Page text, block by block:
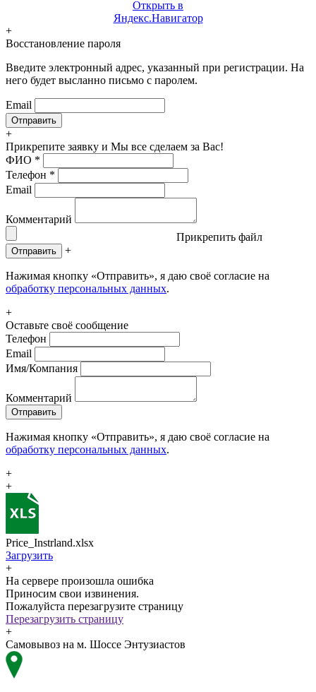
Открыть в
Яндекс.Навигатор
+
Восстановление пароля
Введите электронный адрес, указанный при регистрации. На
него будет высланно письмо с паролем.
Email
+
Прикрепите заявку и Мы все сделаем за Вас!
ФИО *
Телефон *
Email
Комментарий
Прикрепить файл
Отправить +
Нажимая кнопку «Отправить», я даю своё согласие на
обработку персональных данных.
+
Оставьте своё сообщение
Телефон
Email
Имя/Компания
Комментарий
Отправить
Нажимая кнопку «Отправить», я даю своё согласие на
обработку персональных данных.
+
+
Price_Instrland.xlsx
Загрузить
+
На сервере произошла ошибка
Приносим свои извинения.
Пожалуйста перезагрузите страницу
Перезагрузить страницу
+
Самовывоз на м. Шоссе Энтузиастов